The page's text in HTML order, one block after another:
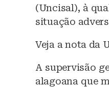
(Uncisal), à
situação
Veja a nota da
A supervisão
alagoana que